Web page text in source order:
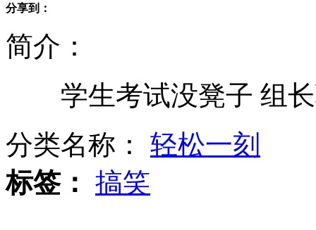
网传动物园用流浪狗喂老虎被证假
分享到：
简介：
学生考试没凳子 组长
分类名称： 轻松一刻
标签： 搞笑